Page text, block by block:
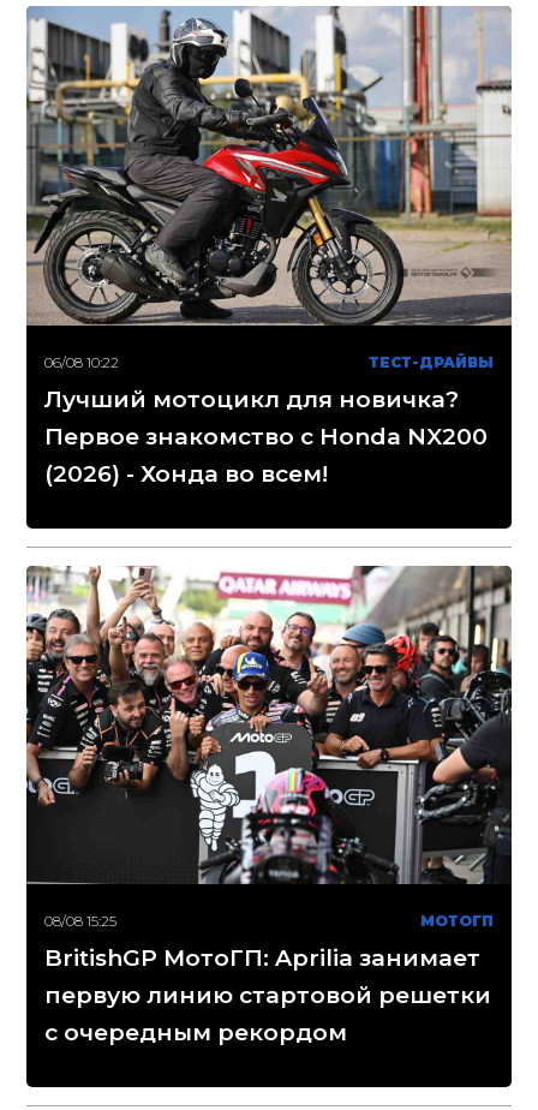
06/08 10:22 ТЕСТ-ДРАЙВЫ
Лучший мотоцикл для новичка?
Первое знакомство с Honda NX200
(2026) - Хонда во всем!
08/08 15:25 МОТОГП
BritishGP МотоГП: Aprilia занимает
первую линию стартовой решетки
с очередным рекордом